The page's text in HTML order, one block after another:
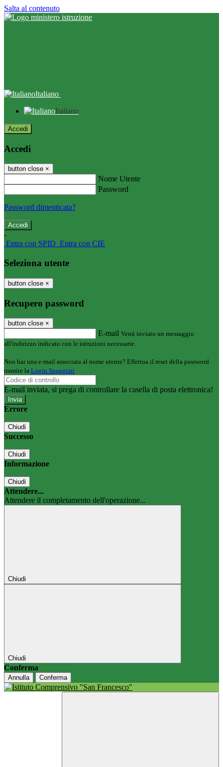
Salta al contenuto
Italiano
Italiano
Accedi
Accedi
button close ×
Nome Utente
Password
Password dimenticata?
-
Entra con SPID Entra con CIE
Seleziona utente
button close ×
Recupero password
button close ×
E-mail Verrà inviato un messaggio
all'indirizzo indicato con le istruzioni necessarie.
Non hai una e-mail associata al nome utente? Effettua il reset della password
tramite la Login Spaggiari
E-mail inviata, si prega di controllare la casella di posta elettronica!
Errore
Chiudi
Successo
Chiudi
Informazione
Chiudi
Attendere...
Attendere il completamento dell'operazione...
Chiudi
Chiudi
Conferma
Annulla Conferma